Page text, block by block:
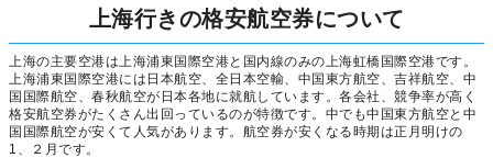
上海行きの格安航空券について
上海の主要空港は上海浦東国際空港と国内線のみの上海虹橋国際空港です。
上海浦東国際空港には日本航空、全日本空輸、中国東方航空、吉祥航空、中
国国際航空、春秋航空が日本各地に就航しています。各会社、競争率が高く
格安航空券がたくさん出回っているのが特徴です。中でも中国東方航空と中
国国際航空が安くて人気があります。航空券が安くなる時期は正月明けの
1、２月です。